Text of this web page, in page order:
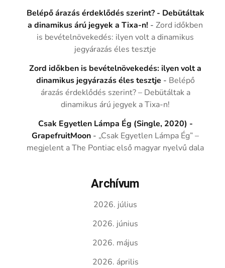
Belépő árazás érdeklődés szerint? - Debütáltak
a dinamikus árú jegyek a Tixa-n! -Zord időkben
is bevételnövekedés: ilyen volt a dinamikus
jegyárazás éles tesztje
Zord időkben is bevételnövekedés: ilyen volt a
dinamikus jegyárazás éles tesztje - Belépő
árazás érdeklődés szerint? – Debütáltak a
dinamikus árú jegyek a Tixa-n!
Csak Egyetlen Lámpa Ég (Single, 2020) -
GrapefruitMoon - „Csak Egyetlen Lámpa Ég” –
megjelent a The Pontiac első magyar nyelvű dala
Archívum
2026. július
2026. június
2026. május
2026. április